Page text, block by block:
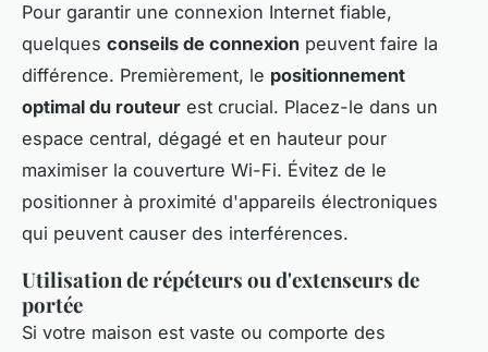
Pour garantir une connexion Internet fiable,
quelques conseils de connexion peuvent faire la
différence. Premièrement, le positionnement
optimal du routeur est crucial. Placez-le dans un
espace central, dégagé et en hauteur pour
maximiser la couverture Wi-Fi. Évitez de le
positionner à proximité d'appareils électroniques
qui peuvent causer des interférences.
Utilisation de répéteurs ou d'extenseurs de
portée
Si votre maison est vaste ou comporte des